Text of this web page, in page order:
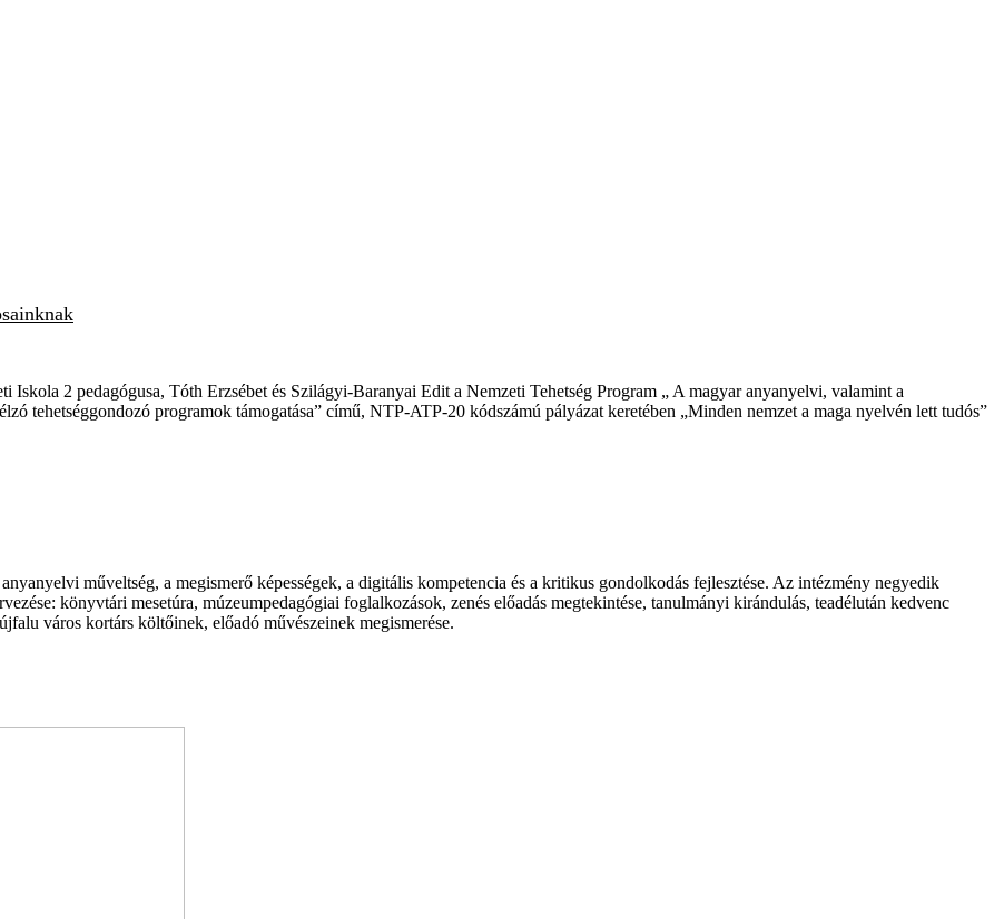
2 pedagógusa, Tóth Erzsébet és Szilágyi-Baranyai Edit a Nemzeti Tehetség Program „ A magyar anyanyelvi, valamint a
tehetséggondozó programok támogatása” című, NTP-ATP-20 kódszámú pályázat keretében „Minden nemzet a maga nyelvén lett tudós”
műveltség, a megismerő képességek, a digitális kompetencia és a kritikus gondolkodás fejlesztése. Az intézmény negyedik
könyvtári mesetúra, múzeumpedagógiai foglalkozások, zenés előadás megtekintése, tanulmányi kirándulás, teadélután kedvenc
város kortárs költőinek, előadó művészeinek megismerése.